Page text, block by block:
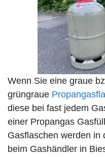
Wenn Sie eine graue
grüngraue
diese bei fast jedem
einer Propangas
Gasflaschen werden in
beim Gashändler in